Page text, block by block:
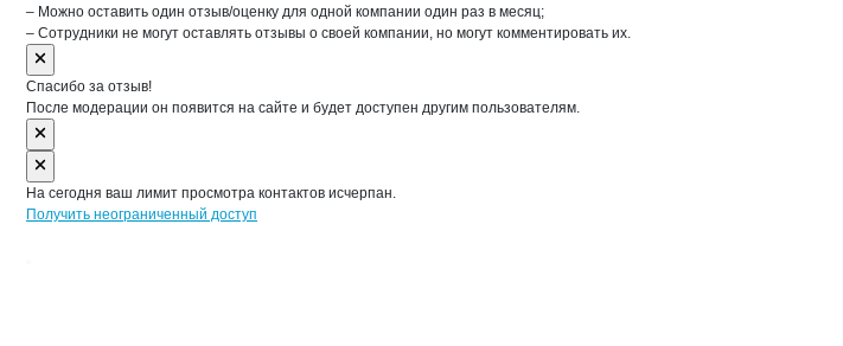
– Можно оставить один отзыв/оценку для одной компании один раз в месяц;
– Сотрудники не могут оставлять отзывы о своей компании, но могут комментировать их.
Спасибо за отзыв!
После модерации он появится на сайте и будет доступен другим пользователям.
На сегодня ваш лимит просмотра контактов исчерпан.
Получить неограниченный доступ